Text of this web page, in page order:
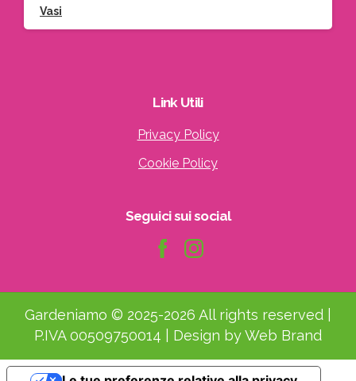
Vasi
Link Utili
Privacy Policy
Cookie Policy
Seguicisuisocial
Gardeniamo © 2025-2026 All rights reserved |
P.IVA 00509750014 | Design by Web Brand